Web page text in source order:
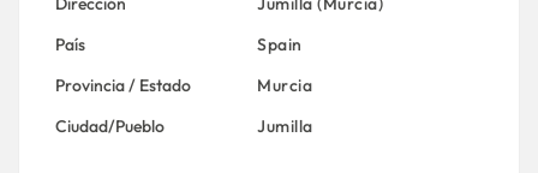
País
Spain
Provincia / Estado
Murcia
Ciudad/Pueblo
Jumilla